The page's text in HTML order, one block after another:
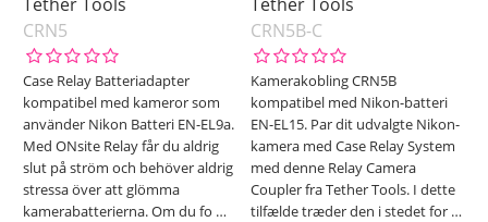
CRN5
Case Relay Batteriadapter
kompatibel med kameror som
använder Nikon Batteri EN-EL9a.
Med ONsite Relay får du aldrig
slut på ström och behöver aldrig
stressa över att glömma
kamerabatterierna. Om du fo …
CRN5B-C
Kamerakobling CRN5B
kompatibel med Nikon-batteri
EN-EL15. Par dit udvalgte Nikon-
kamera med Case Relay System
med denne Relay Camera
Coupler fra Tether Tools. I dette
tilfælde træder den i stedet for …